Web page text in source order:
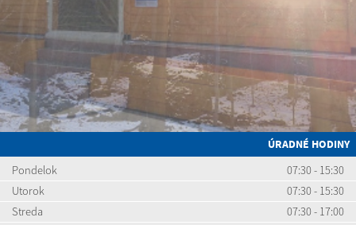
ÚRADNÉ HODINY
Pondelok
07:30 - 15:30
Utorok
07:30 - 15:30
Streda
07:30 - 17:00